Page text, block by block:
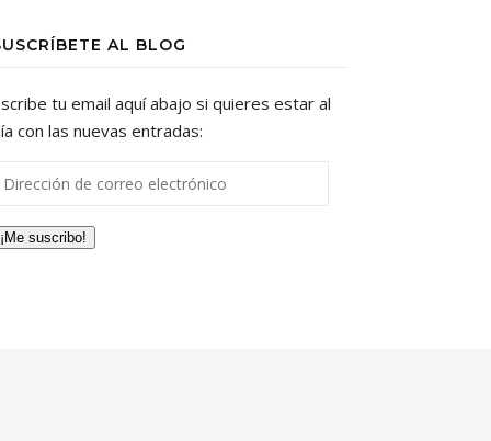
AL BLOG
tu email aquí abajo si quieres estar al
con las nuevas entradas:
de correo electrónico
¡Me suscribo!